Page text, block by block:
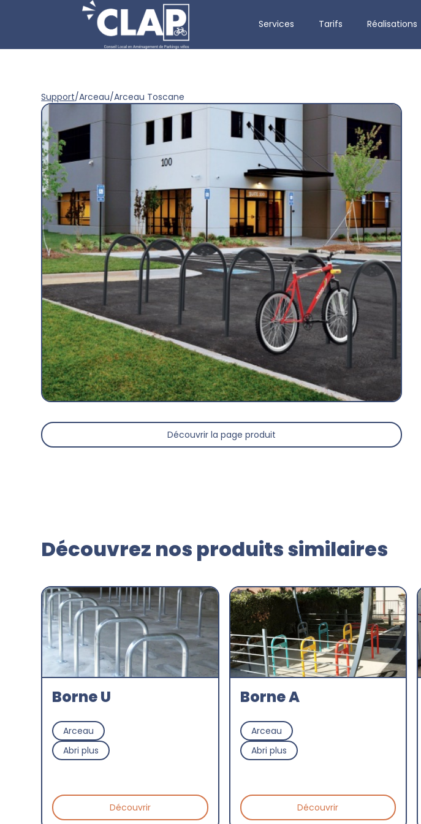
Services Tarifs Réalisations
Support/Arceau/Arceau Toscane
Découvrir la page produit
Découvrez nos produits similaires
Borne U
Arceau
Abri plus
Découvrir
Borne A
Arceau
Abri plus
Découvrir